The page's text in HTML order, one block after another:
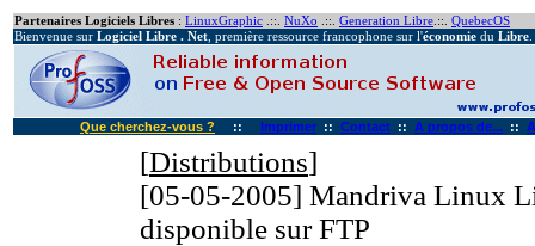
Partenaires Logiciels Libres : LinuxGraphic .::. NuXo .::. Generation Libre .::. QuebecOS
Bienvenue sur Logiciel Libre . Net , première ressource francophone sur l'économie du Libre
Que cherchez-vous ? :: Imprimer :: Contact :: A propos de... ::
[Distributions]
[05-05-2005] Mandriva Linux
disponible sur FTP